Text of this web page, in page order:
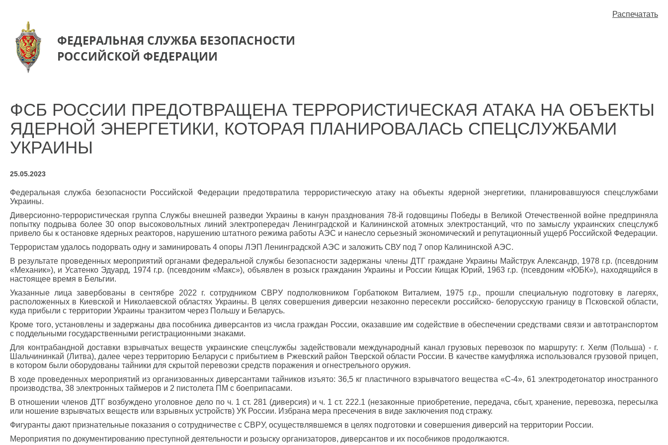
ФЕДЕРАЛЬНАЯ СЛУЖБА БЕЗОПАСНОСТИ
РОССИЙСКОЙ ФЕДЕРАЦИИ
Распечатать
ФСБ РОССИИ ПРЕДОТВРАЩЕНА ТЕРРОРИСТИЧЕСКАЯ АТАКА НА ОБЪЕКТЫ
ЯДЕРНОЙ ЭНЕРГЕТИКИ, КОТОРАЯ ПЛАНИРОВАЛАСЬ СПЕЦСЛУЖБАМИ
УКРАИНЫ
25.05.2023
Федеральная служба безопасности Российской Федерации предотвратила террористическую атаку на объекты ядерной энергетики, планировавшуюся спецслужбами
Украины.
Диверсионно-террористическая группа Службы внешней разведки Украины в канун празднования 78-й годовщины Победы в Великой Отечественной войне предприняла
попытку подрыва более 30 опор высоковольтных линий электропередач Ленинградской и Калининской атомных электростанций, что по замыслу украинских спецслужб
привело бы к остановке ядерных реакторов, нарушению штатного режима работы АЭС и нанесло серьезный экономический и репутационный ущерб Российской Федерации.
Террористам удалось подорвать одну и заминировать 4 опоры ЛЭП Ленинградской АЭС и заложить СВУ под 7 опор Калининской АЭС.
В результате проведенных мероприятий органами федеральной службы безопасности задержаны члены ДТГ граждане Украины Майструк Александр, 1978 г.р. (псевдоним
«Механик»), и Усатенко Эдуард, 1974 г.р. (псевдоним «Макс»), объявлен в розыск гражданин Украины и России Кищак Юрий, 1963 г.р. (псевдоним «ЮБК»), находящийся в
настоящее время в Бельгии.
Указанные лица завербованы в сентябре 2022 г. сотрудником СВРУ подполковником Горбатюком Виталием, 1975 г.р., прошли специальную подготовку в лагерях,
расположенных в Киевской и Николаевской областях Украины. В целях совершения диверсии незаконно пересекли российско- белорусскую границу в Псковской области,
куда прибыли с территории Украины транзитом через Польшу и Беларусь.
Кроме того, установлены и задержаны два пособника диверсантов из числа граждан России, оказавшие им содействие в обеспечении средствами связи и автотранспортом
с поддельными государственными регистрационными знаками.
Для контрабандной доставки взрывчатых веществ украинские спецслужбы задействовали международный канал грузовых перевозок по маршруту: г. Хелм (Польша) - г.
Шальчининкай (Литва), далее через территорию Беларуси с прибытием в Ржевский район Тверской области России. В качестве камуфляжа использовался грузовой прицеп,
в котором были оборудованы тайники для скрытой перевозки средств поражения и огнестрельного оружия.
В ходе проведенных мероприятий из организованных диверсантами тайников изъято: 36,5 кг пластичного взрывчатого вещества «С-4», 61 электродетонатор иностранного
производства, 38 электронных таймеров и 2 пистолета ПМ с боеприпасами.
В отношении членов ДТГ возбуждено уголовное дело по ч. 1 ст. 281 (диверсия) и ч. 1 ст. 222.1 (незаконные приобретение, передача, сбыт, хранение, перевозка, пересылка
или ношение взрывчатых веществ или взрывных устройств) УК России. Избрана мера пресечения в виде заключения под стражу.
Фигуранты дают признательные показания о сотрудничестве с СВРУ, осуществлявшемся в целях подготовки и совершения диверсий на территории России.
Мероприятия по документированию преступной деятельности и розыску организаторов, диверсантов и их пособников продолжаются.